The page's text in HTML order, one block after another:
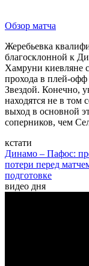
Обзор матча
Жеребьевка
благосклонной к
Хамруни киевляне
прохода в плей-
Звездой. Конечно,
находятся не в том
выход в основной
соперников, чем
кстати
Динамо – Пафос:
потери перед
подготовке
видео дня